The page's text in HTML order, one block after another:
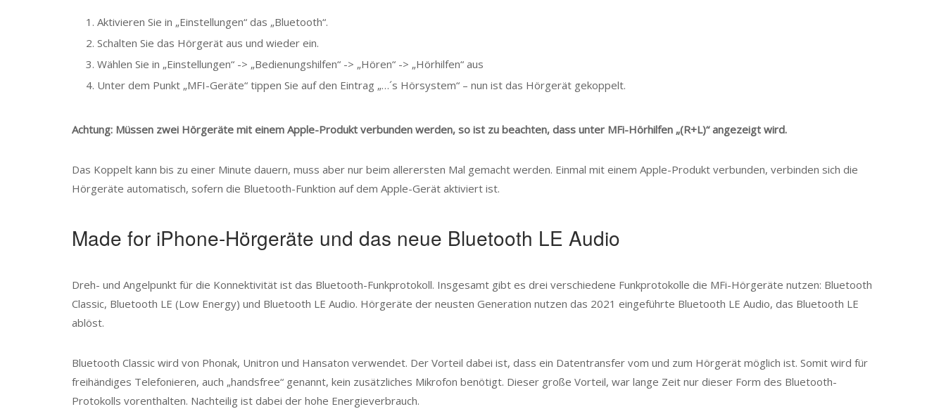
Aktivieren Sie in „Einstellungen“ das „Bluetooth“.
Schalten Sie das Hörgerät aus und wieder ein.
Wählen Sie in „Einstellungen“ -> „Bedienungshilfen“ -> „Hören“ -> „Hörhilfen“ aus
Unter dem Punkt „MFI-Geräte“ tippen Sie auf den Eintrag „…´s Hörsystem“ – nun ist das Hörgerät gekoppelt.
Achtung: Müssen zwei Hörgeräte mit einem Apple-Produkt verbunden werden, so ist zu beachten, dass unter MFi-Hörhilfen „(R+L)“ angezeigt wird.
Das Koppelt kann bis zu einer Minute dauern, muss aber nur beim allerersten Mal gemacht werden. Einmal mit einem Apple-Produkt verbunden, verbinden sich die
Hörgeräte automatisch, sofern die Bluetooth-Funktion auf dem Apple-Gerät aktiviert ist.
Made for iPhone-Hörgeräte und das neue Bluetooth LE Audio
Dreh- und Angelpunkt für die Konnektivität ist das Bluetooth-Funkprotokoll. Insgesamt gibt es drei verschiedene Funkprotokolle die MFi-Hörgeräte nutzen: Bluetooth
Classic, Bluetooth LE (Low Energy) und Bluetooth LE Audio. Hörgeräte der neusten Generation nutzen das 2021 eingeführte Bluetooth LE Audio, das Bluetooth LE
ablöst.
Bluetooth Classic wird von Phonak, Unitron und Hansaton verwendet. Der Vorteil dabei ist, dass ein Datentransfer vom und zum Hörgerät möglich ist. Somit wird für
freihändiges Telefonieren, auch „handsfree“ genannt, kein zusätzliches Mikrofon benötigt. Dieser große Vorteil, war lange Zeit nur dieser Form des Bluetooth-
Protokolls vorenthalten. Nachteilig ist dabei der hohe Energieverbrauch.